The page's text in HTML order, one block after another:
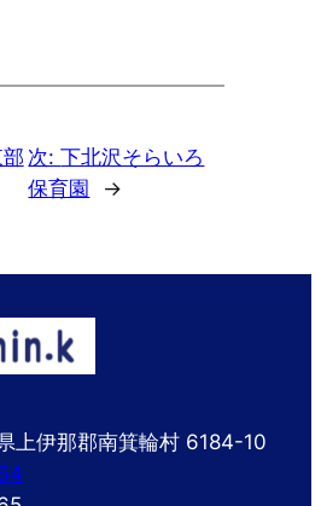
次:下北沢そらいろ
保育園
→
上伊那郡南箕輪村 6184-10